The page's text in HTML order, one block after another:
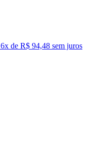
6x de R$ 94,48 sem juros